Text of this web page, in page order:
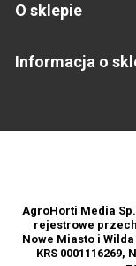
O sklepie
Informacja o
AgroHorti Media
rejestrowe
Nowe Miasto i
KRS 0001116269,